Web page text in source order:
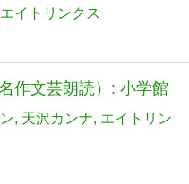
エイトリンクス
作文芸朗読）: 小学館
天沢カンナ エイトリン